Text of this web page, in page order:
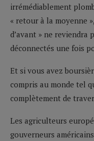
irrémédiablement
« retour à la moyenne
d’avant » ne reviendra
déconnectés une fois
Et si vous avez
compris au monde tel
complètement de
Les agriculteurs
gouverneurs